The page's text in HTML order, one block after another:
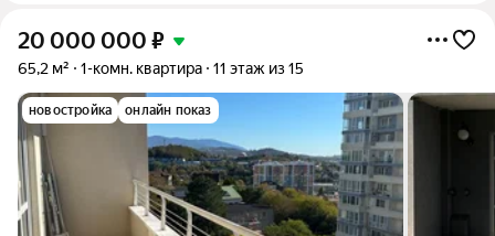
20 000 000 ₽
65,2 м² 1-комн. квартира 11 этаж из 15
новостройка онлайн показ